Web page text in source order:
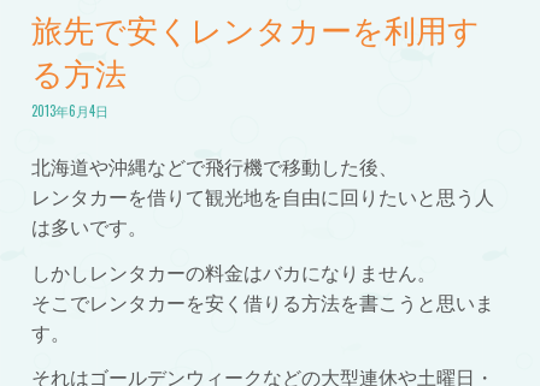
旅先で安くレンタカーを利用す
る方法
2013年6月4日
北海道や沖縄などで飛行機で移動した後、
レンタカーを借りて観光地を自由に回りたいと思う人
は多いです。
しかしレンタカーの料金はバカになりません。
そこでレンタカーを安く借りる方法を書こうと思いま
す。
それはゴールデンウィークなどの大型連休や土曜日・